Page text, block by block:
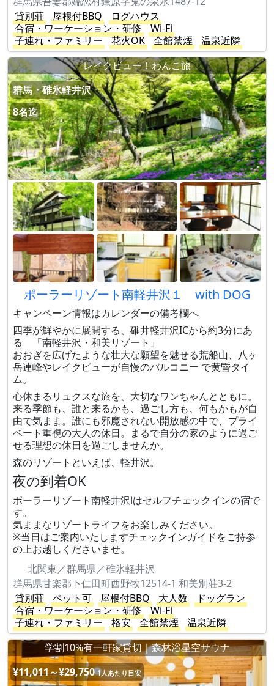
貸別荘
屋根付BBQ
ログハウス
合宿・ワーケーション・研修
Wi-Fi
子連れ・ファミリー
花火OK 全館禁煙
温泉近隣
レイクビュー！わんこ旅
群馬・碓氷軽井沢
8名迄
ポーラーリゾート南軽井沢１ with DOG
キャンペーン情報はカレンダーの備考欄へ
四季が鮮やかに展開する、碓井軽井沢ICから約3分にあ
る 「南軽井沢・和美リゾート」
おおぎを広げたような壮大な願望を魅せる荒船山、八ヶ
岳連峰やレイクビューが自慢のバルコニー で黄昏タイ
ム。
心休まるリュクスな旅を、大切なワンちゃんとともに。
来る季節も、誰と来るかも、過ごし方も、何もかもが自
由で気まま。誰にも邪魔されない開放感の中で、プライ
ベート重視の大人の休日。まるで自分の家のように過ご
せる理想の休日を過ごしませんか。
森のリゾートといえば、軽井沢。
夜の到着OK
ポーラーリゾート南軽井沢Ⅰはセルフチェックインの宿で
す。
気ままなリゾートライフをお楽しみください。
※当日はご案内いたしますチェックインガイドをご持参
の上お越しくださいませ。
北関東／群馬県／碓氷軽井沢
群馬県甘楽郡下仁田町西野牧12514-1 和美別荘3-2
貸別荘
ペット可 屋根付BBQ 大人数
ドッグラン
合宿・ワーケーション・研修
Wi-Fi
子連れ・ファミリー
格安 全館禁煙
温泉近隣
学割10%有一軒家貸切｜森林浴星空サウナ
¥11,011～¥29,750 1人あたり目安